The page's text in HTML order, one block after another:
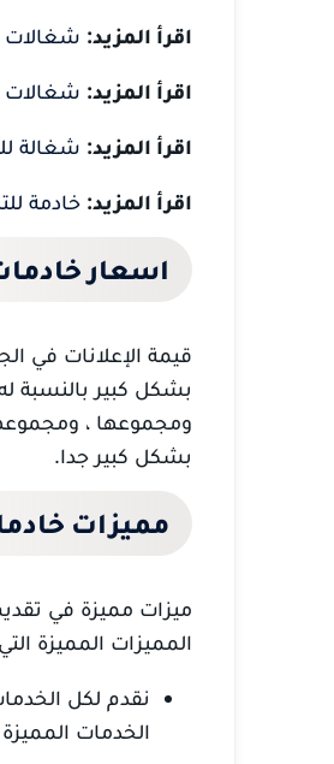
اقرأ المزيد: شغالات
اقرأ المزيد: شغالات
اقرأ المزيد: شغالة
اقرأ المزيد: خادمة
اسعار
قيمة الإعلانات في
بشكل كبير بالنسبة
ومجموعها ،
بشكل كبير جدا.
مميزات
ميزات مميزة في
المميزات المميزة
نقدم لكل
الخدمات